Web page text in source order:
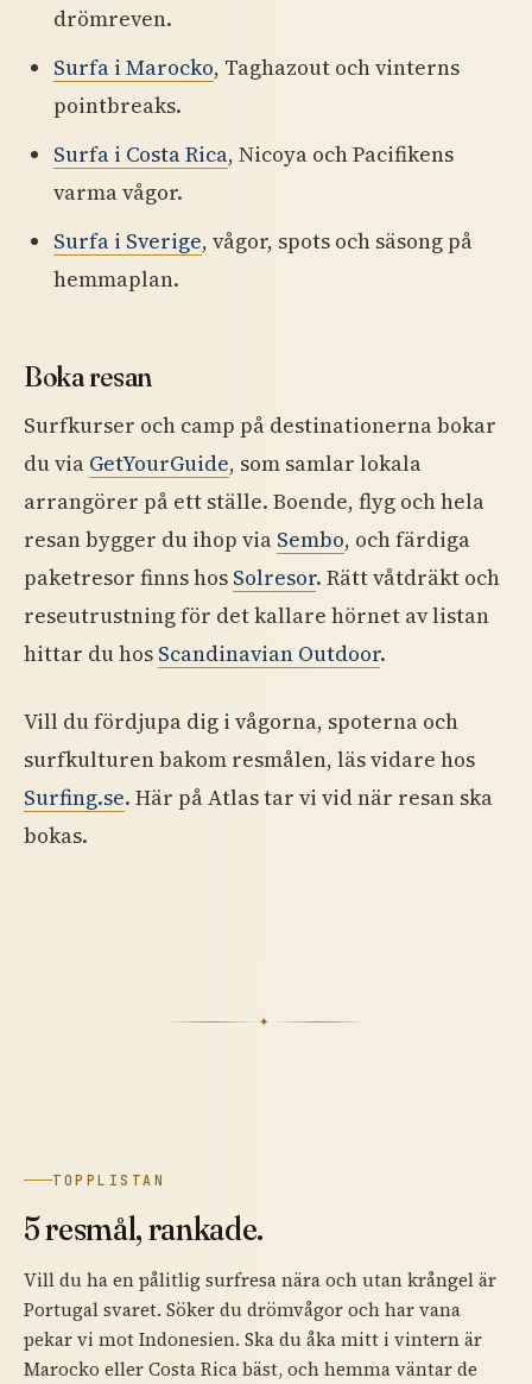
drömreven.
Surfa i Marocko, Taghazout och vinterns
pointbreaks.
Surfa i Costa Rica, Nicoya och Pacifikens
varma vågor.
Surfa i Sverige, vågor, spots och säsong på
hemmaplan.
Boka resan
Surfkurser och camp på destinationerna bokar
du via GetYourGuide, som samlar lokala
arrangörer på ett ställe. Boende, flyg och hela
resan bygger du ihop via Sembo, och färdiga
paketresor finns hos Solresor. Rätt våtdräkt och
reseutrustning för det kallare hörnet av listan
hittar du hos Scandinavian Outdoor.
Vill du fördjupa dig i vågorna, spoterna och
surfkulturen bakom resmålen, läs vidare hos
Surfing.se. Här på Atlas tar vi vid när resan ska
bokas.
✦
TOPPLISTAN
5 resmål, rankade.
Vill du ha en pålitlig surfresa nära och utan krångel är
Portugal svaret. Söker du drömvågor och har vana
pekar vi mot Indonesien. Ska du åka mitt i vintern är
Marocko eller Costa Rica bäst, och hemma väntar de